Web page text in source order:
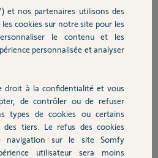
fil de discussion
et nos partenaires utilisons des
cookies sur notre site pour les
le contenu et les
personnalisée et analyser
droit à la confidentialité et vous
de contrôler ou de refuser
types de cookies ou certains
des tiers. Le refus des cookies
navigation sur le site Somfy
utilisateur sera moins